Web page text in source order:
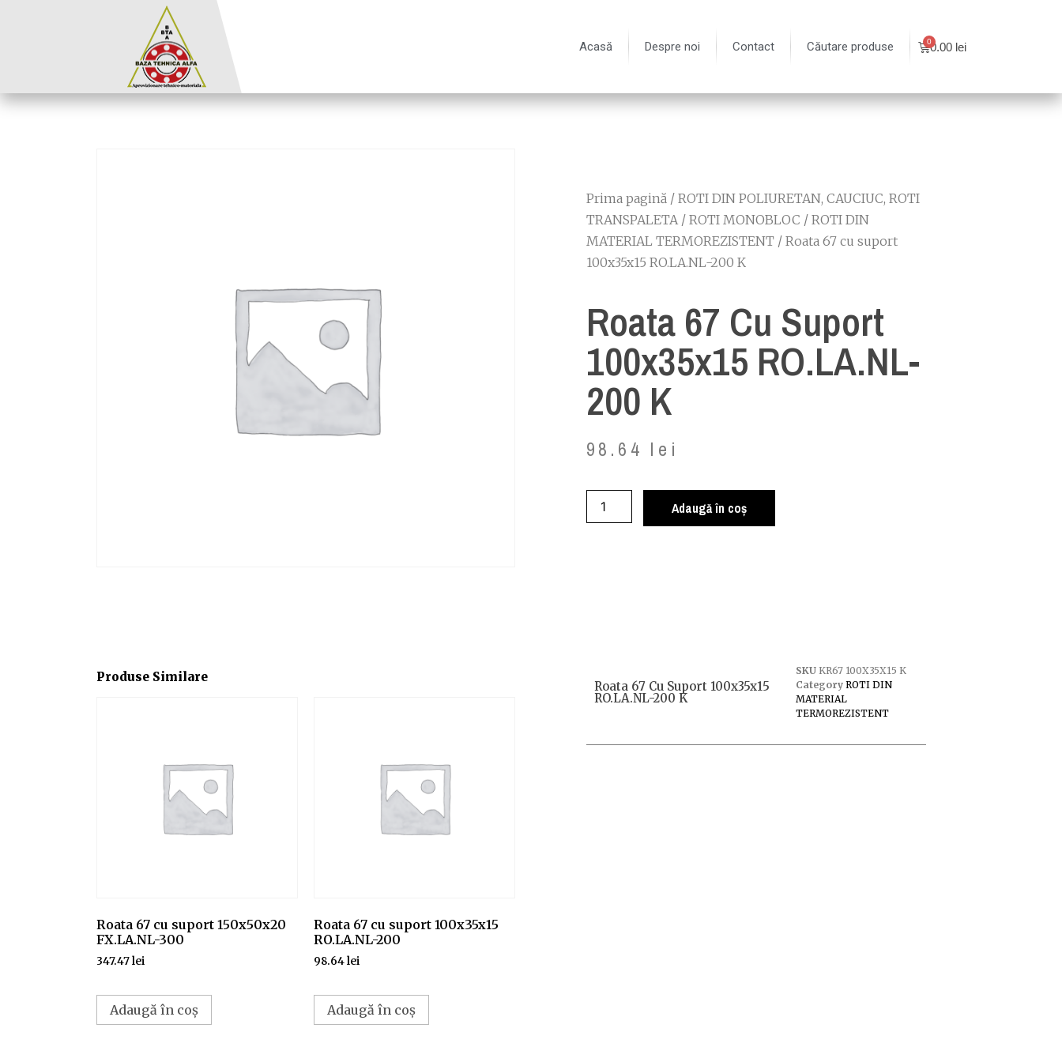
Acasă Despre noi Contact Căutare produse 0.00 lei
Prima pagină / ROTI DIN POLIURETAN, CAUCIUC, ROTI
TRANSPALETA/ ROTI MONOBLOC / ROTI DIN
MATERIAL TERMOREZISTENT / Roata 67 cu suport
100x35x15 RO.LA.NL-200 K
Roata 67 Cu Suport
100x35x15 RO.LA.NL-
200 K
98.64 lei
Adaugă în coș
Produse Similare
Roata 67 cu suport 150x50x20
FX.LA.NL-300
347.47lei
Adaugă în coș
Roata 67 cu suport 100x35x15
RO.LA.NL-200
98.64lei
Adaugă în coș
Roata 67 Cu Suport 100x35x15
RO.LA.NL-200 K
SKU KR67 100X35X15 K
Category ROTI DIN
MATERIAL
TERMOREZISTENT